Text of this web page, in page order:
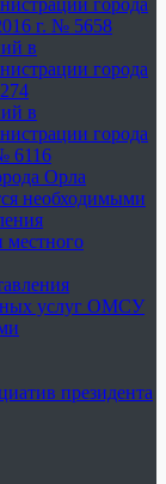
города
г. № 5658
в
города
в
города
6116
Орла
необходимыми
местного
услуг ОМСУ
президента